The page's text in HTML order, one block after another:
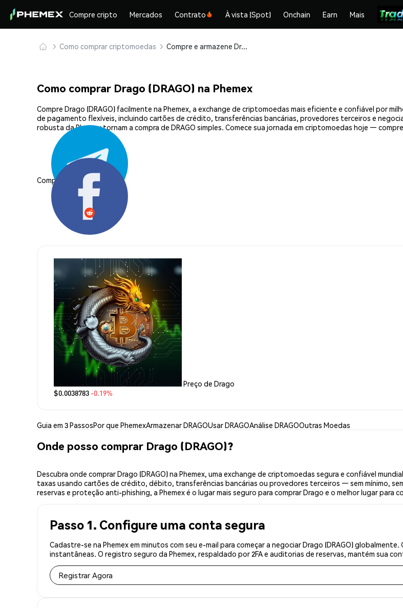
Compre cripto Mercados Contrato À vista (Spot) Onchain Earn Mais
Como comprar criptomoedas Compre e armazene Drago (DRAGO) com segurança
Como comprar Drago (DRAGO) na Phemex
Compre Drago (DRAGO) facilmente na Phemex, a exchange de criptomoedas mais eficiente e confiável por
de pagamento flexíveis, incluindo cartões de crédito, transferências bancárias, provedores terceiros e
robusta da Phemex tornam a compra de DRAGO simples. Comece sua jornada em criptomoedas hoje —
Compartilhar:
Preço de Drago
$0.0038783 -0.19%
Guia em 3 PassosPor que PhemexArmazenar DRAGOUsar DRAGOAnálise DRAGOOutras Moedas
Onde posso comprar Drago (DRAGO)?
Descubra onde comprar Drago (DRAGO) na Phemex, uma exchange de criptomoedas segura e confiável
taxas usando cartões de crédito, débito, transferências bancárias ou provedores terceiros — sem mínimo,
reservas e proteção anti-phishing, a Phemex é o lugar mais seguro para comprar Drago e o melhor lugar para
Passo 1. Configure uma conta segura
Cadastre-se na Phemex em minutos com seu e-mail para começar a negociar Drago (DRAGO)
instantâneas. O registro seguro da Phemex, respaldado por 2FA e auditorias de reservas, mantém sua
Registrar Agora